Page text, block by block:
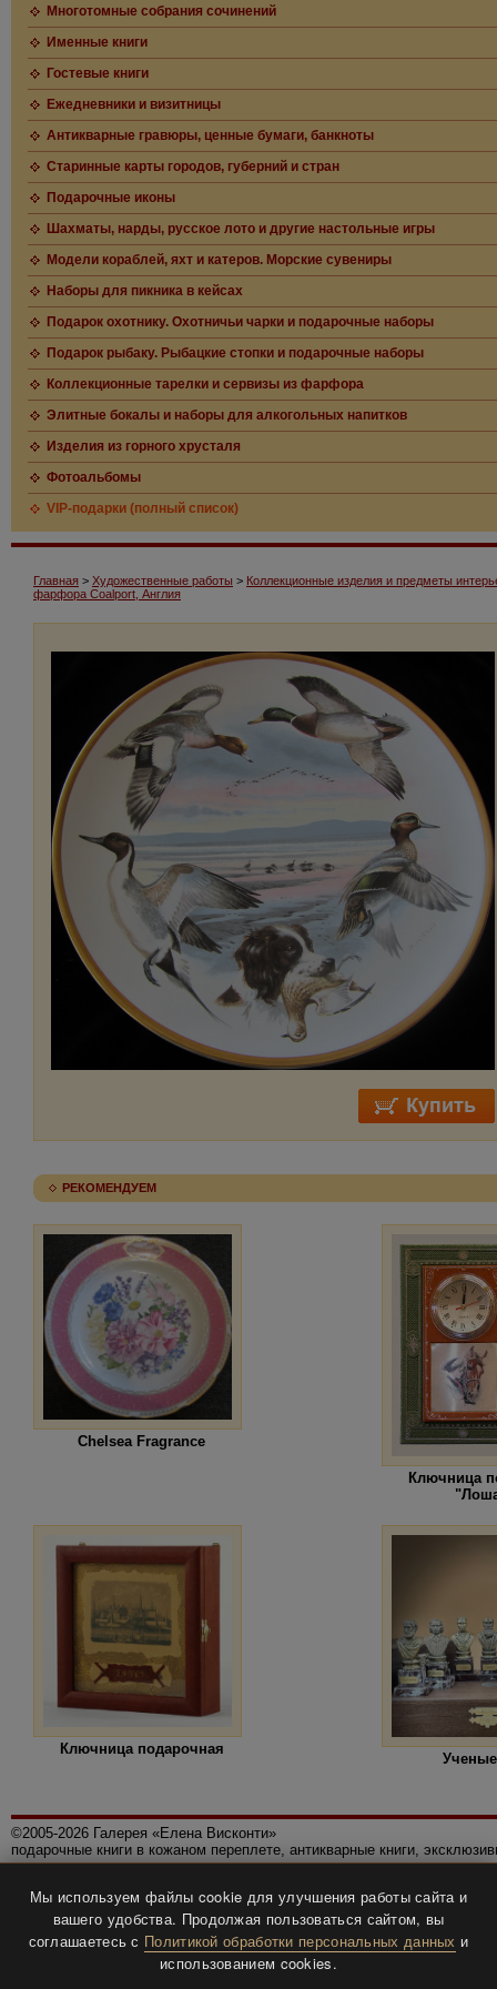
Многотомные собрания сочинений
Именные книги
Гостевые книги
Ежедневники и визитницы
Антикварные гравюры, ценные бумаги, банкноты
Старинные карты городов, губерний и стран
Подарочные иконы
Шахматы, нарды, русское лото и другие настольные игры
Модели кораблей, яхт и катеров. Морские сувениры
Наборы для пикника в кейсах
Подарок охотнику. Охотничьи чарки и подарочные наборы
Подарок рыбаку. Рыбацкие стопки и подарочные наборы
Коллекционные тарелки и сервизы из фарфора
Элитные бокалы и наборы для алкогольных напитков
Изделия из горного хрусталя
Фотоальбомы
VIP-подарки (полный список)
Главная > Художественные работы > Коллекционные изделия и предметы
фарфора Coalport, Англия
РЕКОМЕНДУЕМ
Chelsea Fragrance
Ключница
Ключница подарочная
©2005-2026 Галерея «Елена Висконти»
подарочные книги в кожаном переплете, антикварные книги,
Политика конфиденциальности
Все права защищены.
Разработка и дизайнBTV-info.
Мы используем файлы cookie для улучшения работы сайта и
вашего удобства. Продолжая пользоваться сайтом, вы
соглашаетесь с Политикой обработки персональных данных и
использованием cookies.